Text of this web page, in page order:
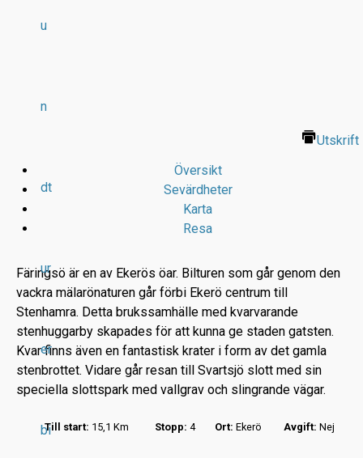
u
n
dt
ur
er
bi
Utskrift
Översikt
Sevärdheter
Karta
Resa
Färingsö är en av Ekerös öar. Bilturen som går genom den
vackra mälarönaturen går förbi Ekerö centrum till
Stenhamra. Detta brukssamhälle med kvarvarande
stenhuggarby skapades för att kunna ge staden gatsten.
Kvar finns även en fantastisk krater i form av det gamla
stenbrottet. Vidare går resan till Svartsjö slott med sin
speciella slottspark med vallgrav och slingrande vägar.
Till start: 15,1 Km Stopp: 4 Ort: Ekerö Avgift: Nej